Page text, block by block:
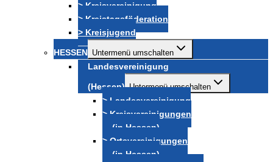
> Kreisvereinigung
> Kreistagsföderation
> Kreisjugend
HESSEN Untermenü umschalten
Landesvereinigung
(Hessen) Untermenü umschalten
> Landesvereinigung
> Kreisvereinigungen
(in Hessen)
> Ortsvereinigungen
(in Hessen)